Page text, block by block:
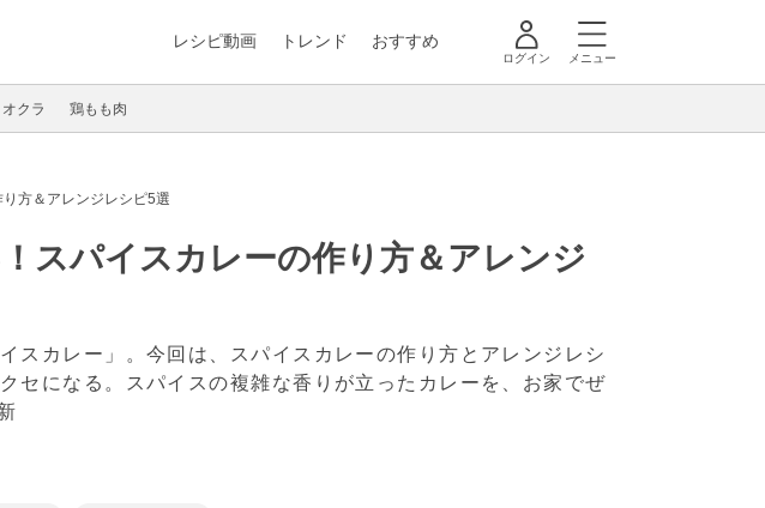
レシピ動画 トレンド おすすめ
ログイン メニュー
オクラ 鶏もも肉
方＆アレンジレシピ5選
スパイスカレーの作り方＆アレンジ
スカレー」。今回は、スパイスカレーの作り方とアレンジレシ
セになる。スパイスの複雑な香りが立ったカレーを、お家でぜ